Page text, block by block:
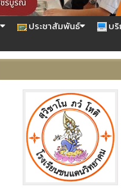
ประชาสัมพันธ์ บ